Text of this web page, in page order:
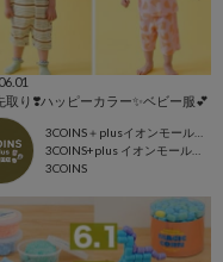
取り❣️ハッピーカラー✨ベビー服💕
3COINS